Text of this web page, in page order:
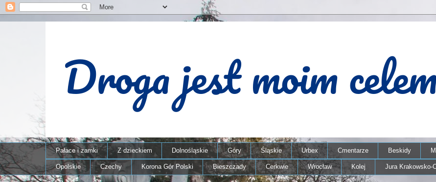
Pałace i zamki Z dzieckiem Dolnośląskie Góry Śląskie Urbex Cmentarze Beskidy
Opolskie Czechy Korona Gór Polski Bieszczady Cerkwie Wrocław Kolej Jura Krakowsko-